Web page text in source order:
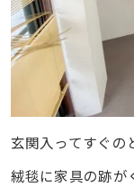
玄関入ってすぐの
絨毯に家具の跡が